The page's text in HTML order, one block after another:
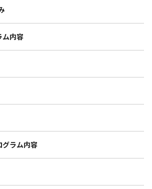
ム内容
グラム内容